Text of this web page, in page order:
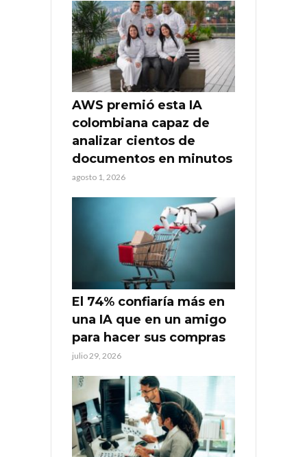
AWS premió esta IA
colombiana capaz de
analizar cientos de
documentos en minutos
agosto 1, 2026
El 74% confiaría más en
una IA que en un amigo
para hacer sus compras
julio 29, 2026